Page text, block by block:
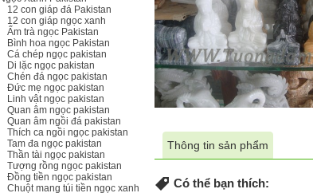
Thông tin sản phẩm
Có thể bạn thích:
12 con giáp đá Pakistan
12 con giáp ngọc xanh
Ấm trà ngọc Pakistan
Bình hoa ngọc Pakistan
Cá chép ngọc pakistan
Di lặc ngọc pakistan
Chén đá ngọc pakistan
Đức mẹ ngọc pakistan
Linh vật ngọc pakistan
Quan âm ngọc pakistan
Quan âm ngồi đá pakistan
Thích ca ngồi ngọc pakistan
Tam đa ngọc pakistan
Thần tài ngọc pakistan
Tượng rồng ngọc pakistan
Đồng tiền ngọc pakistan
Chuột mang túi tiền ngọc xanh